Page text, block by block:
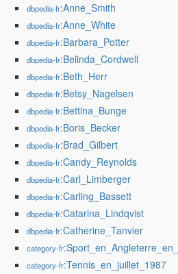
dbpedia-fr:Anne_Smith
dbpedia-fr:Anne_White
dbpedia-fr:Barbara_Potter
dbpedia-fr:Belinda_Cordwell
dbpedia-fr:Beth_Herr
dbpedia-fr:Betsy_Nagelsen
dbpedia-fr:Bettina_Bunge
dbpedia-fr:Boris_Becker
dbpedia-fr:Brad_Gilbert
dbpedia-fr:Candy_Reynolds
dbpedia-fr:Carl_Limberger
dbpedia-fr:Carling_Bassett
dbpedia-fr:Catarina_Lindqvist
dbpedia-fr:Catherine_Tanvier
category-fr
category-fr:Tennis_en_juillet_1987